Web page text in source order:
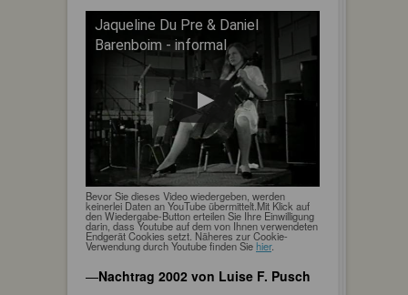
Jaqueline Du Pre & Daniel
Barenboim - informal
Bevor Sie dieses Video wiedergeben, werden
keinerlei Daten an YouTube übermittelt.Mit Klick auf
den Wiedergabe-Button erteilen Sie Ihre Einwilligung
darin, dass Youtube auf dem von Ihnen verwendeten
Endgerät Cookies setzt. Näheres zur Cookie-
Verwendung durch Youtube finden Siehier.
—Nachtrag 2002 von Luise F. Pusch